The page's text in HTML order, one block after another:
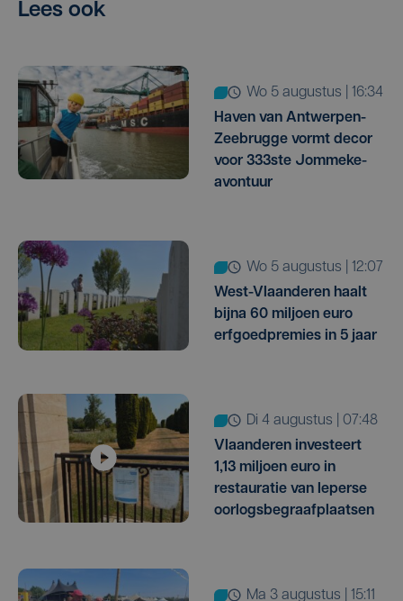
Lees ook
wo 5 augustus | 16:34
Haven van Antwerpen-
Zeebrugge vormt decor
voor 333ste Jommeke-
avontuur
wo 5 augustus | 12:07
West-Vlaanderen haalt
bijna 60 miljoen euro
erfgoedpremies in 5 jaar
di 4 augustus | 07:48
Vlaanderen investeert
1,13 miljoen euro in
restauratie van Ieperse
oorlogsbegraafplaatsen
ma 3 augustus | 15:11